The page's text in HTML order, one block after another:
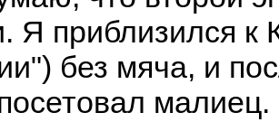
Я приблизился
без мяча, и
малиец.